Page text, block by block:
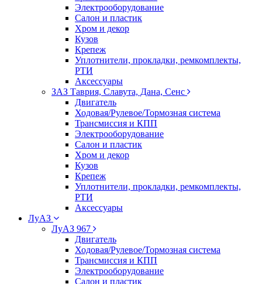
Электрооборудование
Салон и пластик
Хром и декор
Кузов
Крепеж
Уплотнители, прокладки, ремкомплекты,
РТИ
Аксессуары
ЗАЗ Таврия, Славута, Дана, Сенс
Двигатель
Ходовая/Рулевое/Тормозная система
Трансмиссия и КПП
Электрооборудование
Салон и пластик
Хром и декор
Кузов
Крепеж
Уплотнители, прокладки, ремкомплекты,
РТИ
Аксессуары
ЛуАЗ
ЛуАЗ 967
Двигатель
Ходовая/Рулевое/Тормозная система
Трансмиссия и КПП
Электрооборудование
Салон и пластик